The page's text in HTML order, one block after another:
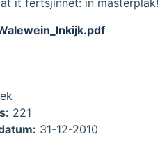
it fertsjinnet: in masterplak!
221
31-12-2010